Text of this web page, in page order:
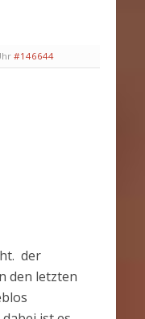
#146644
der
den letzten